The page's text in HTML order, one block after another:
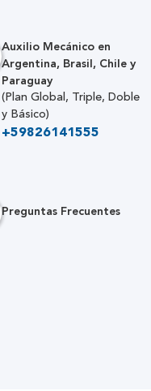
Auxilio Mecánico en
Argentina, Brasil, Chile y
Paraguay
(Plan Global, Triple, Doble
y Básico)
+59826141555
Preguntas Frecuentes